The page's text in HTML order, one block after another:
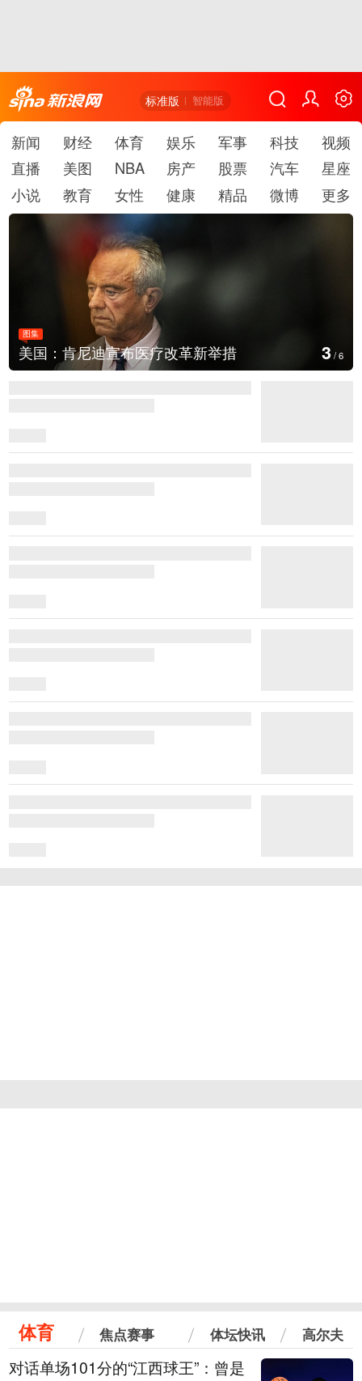
标准版 智能版
新闻 财经 体育 娱乐 军事 科技
视频
直播
美图 NBA 房产 股票 汽车
星座
小说
教育 女性 健康 精品 微博 更多
图集
美国：肯尼迪宣布医疗改革新举措 3 /6
体育 焦点赛事 体坛快讯 高尔夫
对话单场101分的“江西球王”：曾是